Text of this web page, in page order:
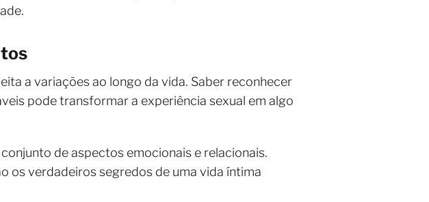
a variações ao longo da vida. Saber reconhecer
​​pode transformar a experiência sexual em algo
de aspectos emocionais e relacionais.
os verdadeiros segredos de uma vida íntima